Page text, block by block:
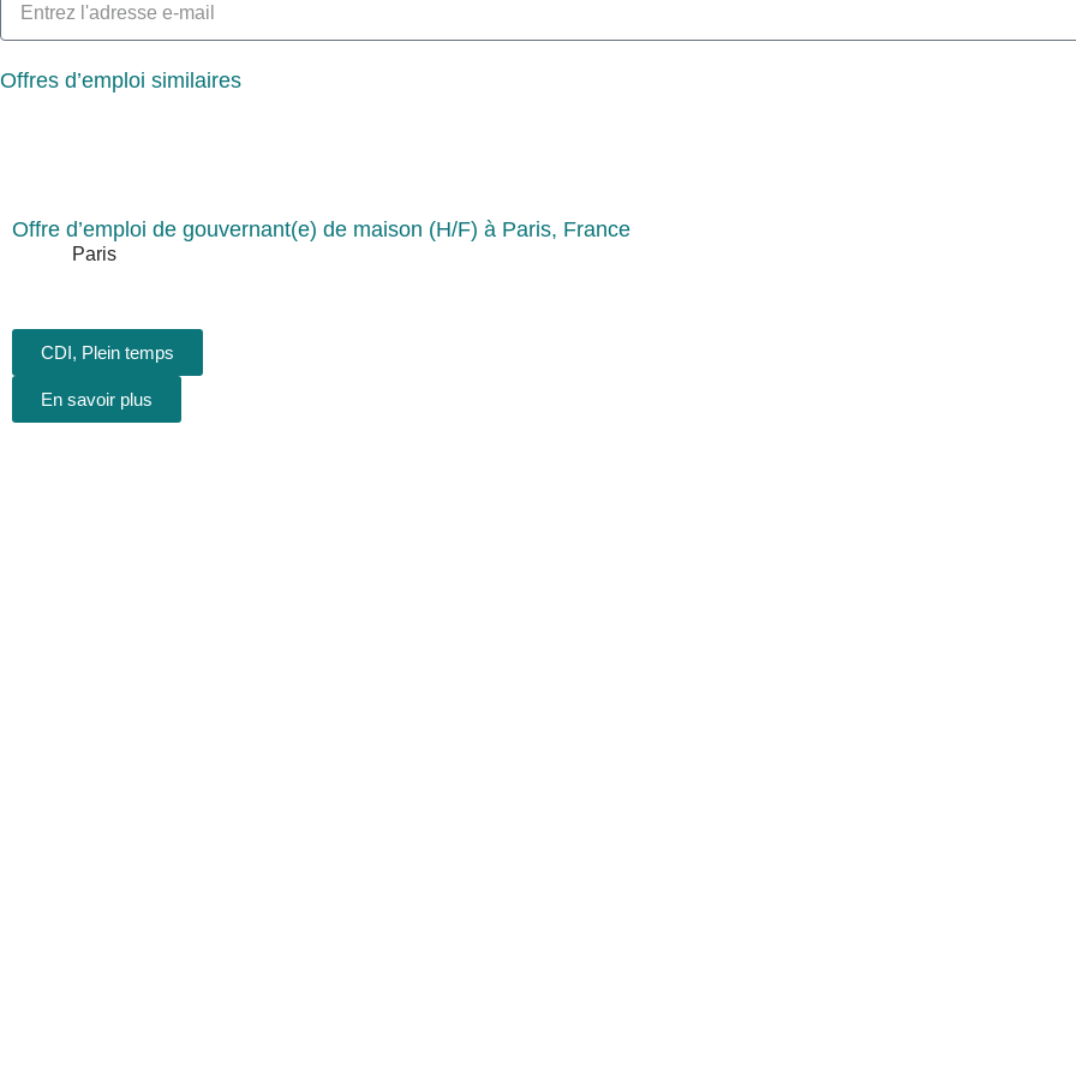
Offres d’emploi similaires
Offre d’emploi de gouvernant(e) de maison (H/F) à Paris, France
Paris
CDI, Plein temps
En savoir plus